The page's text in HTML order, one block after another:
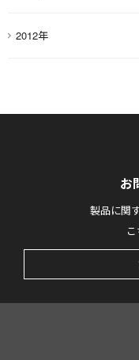
2012年
お
製品に関